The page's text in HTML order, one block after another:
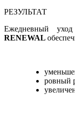
РЕЗУЛЬТАТ
Ежедневный
RENEWAL
ровный